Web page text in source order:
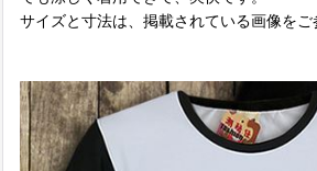
サイズと寸法は、掲載されている画像をご